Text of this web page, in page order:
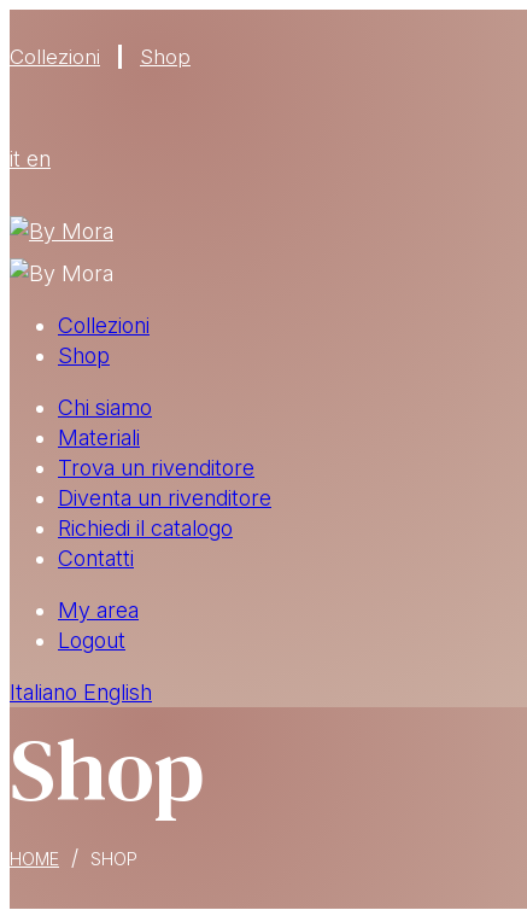
Collezioni Shop
it en
Collezioni
Shop
Chi siamo
Materiali
Trova un rivenditore
Diventa un rivenditore
Richiedi il catalogo
Contatti
My area
Logout
Italiano English
Shop
HOME / SHOP